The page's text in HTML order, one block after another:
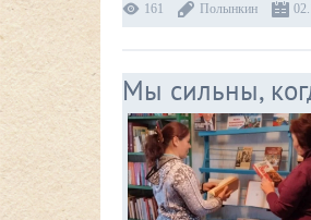
161 Полынкин
Мы сильны,